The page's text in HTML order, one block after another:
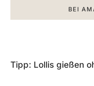
BEI
Tipp: Lollis gießen